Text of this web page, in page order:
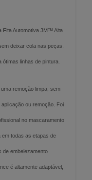
Fita Automotiva 3M™ Alta
deixar cola nas peças.
linhas de pintura.
remoção limpa, sem
ou remoção. Foi
no mascaramento
em todas as etapas de
de embelezamento
é altamente adaptável,